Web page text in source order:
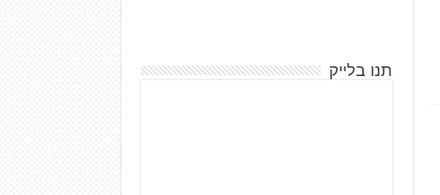
תנו בלייק